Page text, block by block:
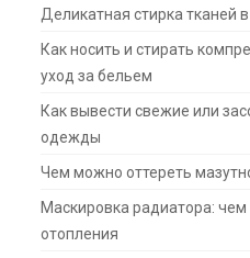
Деликатная стирка тканей
Как носить и стирать
уход за бельем
Как вывести свежие или
одежды
Чем можно оттереть
Маскировка радиатора:
отопления